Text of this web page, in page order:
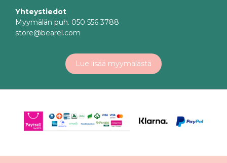
Yhteystiedot
Myymälän puh. 050 556 3788
store@bearel.com
Lue lisää myymälästä